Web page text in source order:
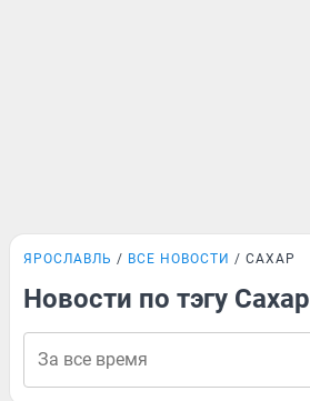
ЯРОСЛАВЛЬ ВСЕ НОВОСТИ САХАР
Новости по тэгу Сахар